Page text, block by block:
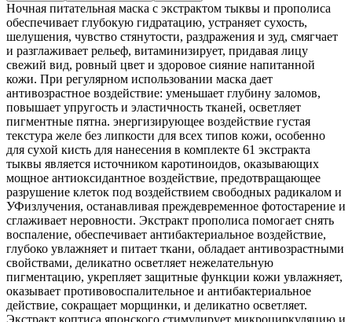
Ночная питательная маска с экстрактом тыквы и прополиса
обеспечивает глубокую гидратацию, устраняет сухость,
шелушения, чувство стянутости, раздражения и зуд, смягчает
и разглаживает рельеф, витаминизирует, придавая лицу
свежий вид, ровный цвет и здоровое сияние напитанной
кожи. При регулярном использовании маска дает
антивозрастное воздействие: уменьшает глубину заломов,
повышает упругость и эластичность тканей, осветляет
пигментные пятна. энергизирующее воздействие густая
текстура желе без липкости для всех типов кожи, особенно
для сухой кисть для нанесения в комплекте 61 экстракта
тыквы является источником каротиноидов, оказывающих
мощное антиоксидантное воздействие, предотвращающее
разрушение клеток под воздействием свободных радикалом и
УФизлучения, останавливая преждевременное фотостарение и
сглаживает неровности. Экстракт прополиса помогает снять
воспаление, обеспечивает антибактериальное воздействие,
глубоко увлажняет и питает ткани, обладает антивозрастными
свойствами, деликатно осветляет нежелательную
пигментацию, укрепляет защитные функции кожи увлажняет,
оказывает противовоспалительное и антибактериальное
действие, сокращает морщинки, и деликатно осветляет.
Экстракт коптиса японского стимулирует микроциркуляцию и